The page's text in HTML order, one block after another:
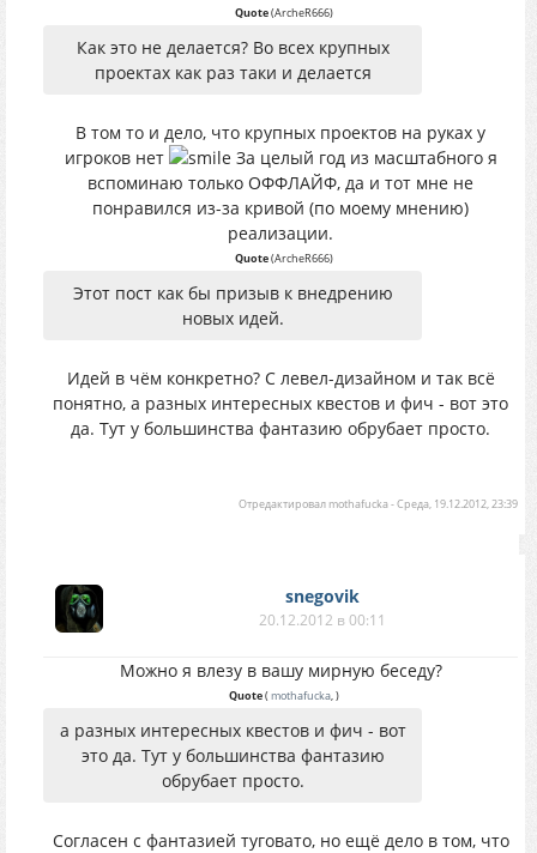
Quote(ArcheR666)
Как это не делается? Во всех крупных
проектах как раз таки и делается
В том то и дело, что крупных проектов на руках у
игроков нет
За целый год из масштабного я
вспоминаю только ОФФЛАЙФ, да и тот мне не
понравился из-за кривой (по моему мнению)
реализации.
Quote(ArcheR666)
Этот пост как бы призыв к внедрению
новых идей.
Идей в чём конкретно? С левел-дизайном и так всё
понятно, а разных интересных квестов и фич - вот это
да. Тут у большинства фантазию обрубает просто.
Отредактировал mothafucka-Среда, 19.12.2012, 23:39
snegovik
20.12.2012 в 00:11
Можно я влезу в вашу мирную беседу?
Quote(mothafucka,)
а разных интересных квестов и фич - вот
это да. Тут у большинства фантазию
обрубает просто.
Согласен с фантазией туговато, но ещё дело в том, что